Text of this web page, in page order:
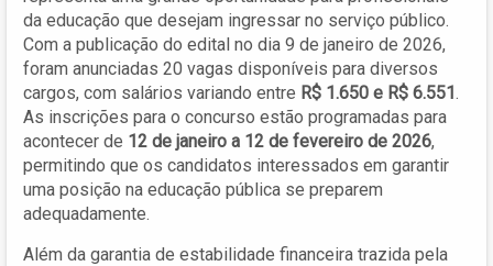
da educação que desejam ingressar no serviço público.
Com a publicação do edital no dia 9 de janeiro de 2026,
foram anunciadas 20 vagas disponíveis para diversos
cargos, com salários variando entre R$ 1.650 e R$ 6.551.
As inscrições para o concurso estão programadas para
acontecer de 12 de janeiro a 12 de fevereiro de 2026,
permitindo que os candidatos interessados em garantir
uma posição na educação pública se preparem
adequadamente.
Além da garantia de estabilidade financeira trazida pela